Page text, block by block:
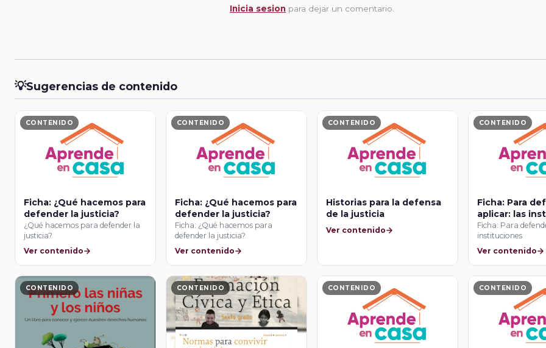
Inicia sesion para dejar un comentario.
💡Sugerencias de contenido
CONTENIDO
Ficha: ¿Qué hacemos para
defender la justicia?
¿Qué hacemos para defender la
justicia?
Ver contenido
CONTENIDO
Ficha: ¿Qué hacemos para
defender la justicia?
Ficha: ¿Qué hacemos para
defender la justicia?
Ver contenido
CONTENIDO
Historias para la defensa
de la justicia
Ver contenido
CONTENIDO
Ficha: Para
aplicar: las
Ficha: Para
instituciones
Ver contenido
CONTENIDO CONTENIDO CONTENIDO CONTENIDO